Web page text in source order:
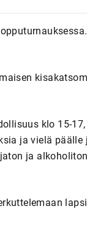
klo 15-
ja vielä
ja